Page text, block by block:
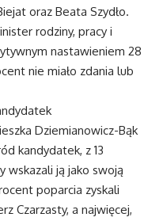
oraz Beata Szydło.
rodziny, pracy i
nastawieniem 28
nie miało zdania lub
Dziemianowicz-Bąk
kandydatek, z 13
wskazali ją jako swoją
poparcia zyskali
Czarzasty, a najwięcej,